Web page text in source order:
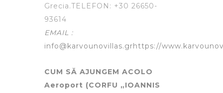
Grecia.TELEFON: +30 26650-
93614
EMAIL :
info@karvounovillas.grhttps://
CUM SĂ AJUNGEM ACOLO
Aeroport (CORFU „IOANNIS